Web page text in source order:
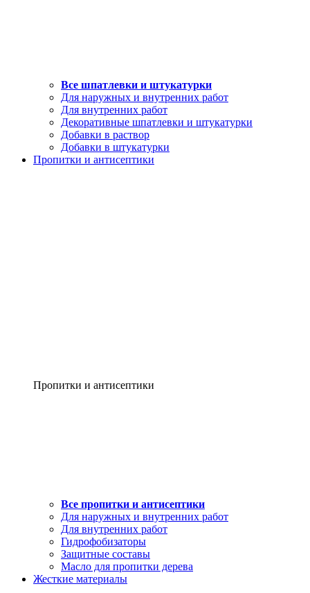
Все шпатлевки и штукатурки
Для наружных и внутренних работ
Для внутренних работ
Декоративные шпатлевки и штукатурки
Добавки в раствор
Добавки в штукатурки
Пропитки и антисептики
Пропитки и антисептики
Все пропитки и антисептики
Для наружных и внутренних работ
Для внутренних работ
Гидрофобизаторы
Защитные составы
Масло для пропитки дерева
Жесткие материалы